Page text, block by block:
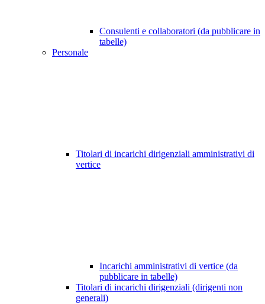
Consulenti e collaboratori (da pubblicare in
tabelle)
Personale
Titolari di incarichi dirigenziali amministrativi di
vertice
Incarichi amministrativi di vertice (da
pubblicare in tabelle)
Titolari di incarichi dirigenziali (dirigenti non
generali)